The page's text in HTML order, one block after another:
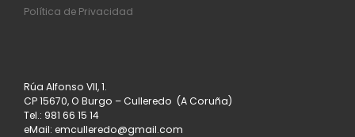
Política de Privacidad
Rúa Alfonso VII, 1.
CP 15670, O Burgo – Culleredo (A Coruña)
Tel.: 981 66 15 14
eMail: emculleredo@gmail.com